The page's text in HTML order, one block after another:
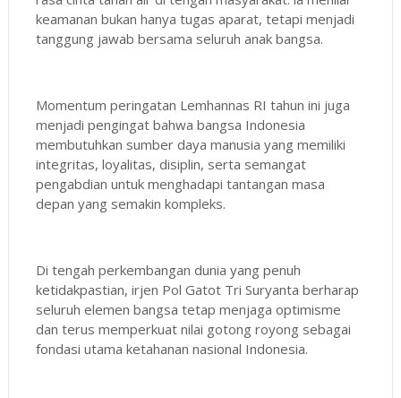
keamanan bukan hanya tugas aparat, tetapi menjadi
tanggung jawab bersama seluruh anak bangsa.
Momentum peringatan Lemhannas RI tahun ini juga
menjadi pengingat bahwa bangsa Indonesia
membutuhkan sumber daya manusia yang memiliki
integritas, loyalitas, disiplin, serta semangat
pengabdian untuk menghadapi tantangan masa
depan yang semakin kompleks.
Di tengah perkembangan dunia yang penuh
ketidakpastian, irjen Pol Gatot Tri Suryanta berharap
seluruh elemen bangsa tetap menjaga optimisme
dan terus memperkuat nilai gotong royong sebagai
fondasi utama ketahanan nasional Indonesia.